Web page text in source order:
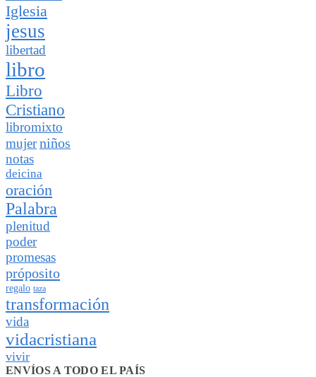
Iglesia
jesus
libertad
libro
Libro
Cristiano
libromixto
mujerniños
notas
deicina
oración
Palabra
plenitud
poder
promesas
próposito
regalo taza
transformación
vida
vidacristiana
vivir
ENVÍOS A TODO EL PAÍS